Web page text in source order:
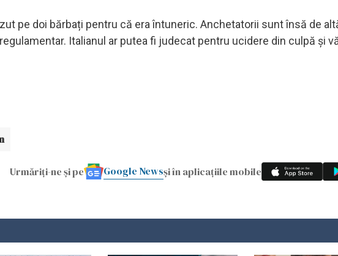
pe doi bărbați pentru că era întuneric. Anchetatorii sunt însă de
Italianul ar putea fi judecat pentru ucidere din culpă și
Urmăriți-ne și pe Google Newsși în aplicațiile mobile